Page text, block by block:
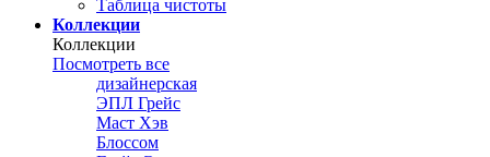
Таблица чистоты
Коллекции
Коллекции
Посмотреть все
дизайнерская
ЭПЛ Грейс
Маст Хэв
Блоссом